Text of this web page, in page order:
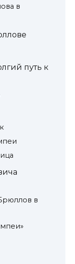
в
путь к
в